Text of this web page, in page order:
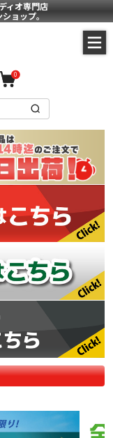
ィオ専門店
ショップ。
0